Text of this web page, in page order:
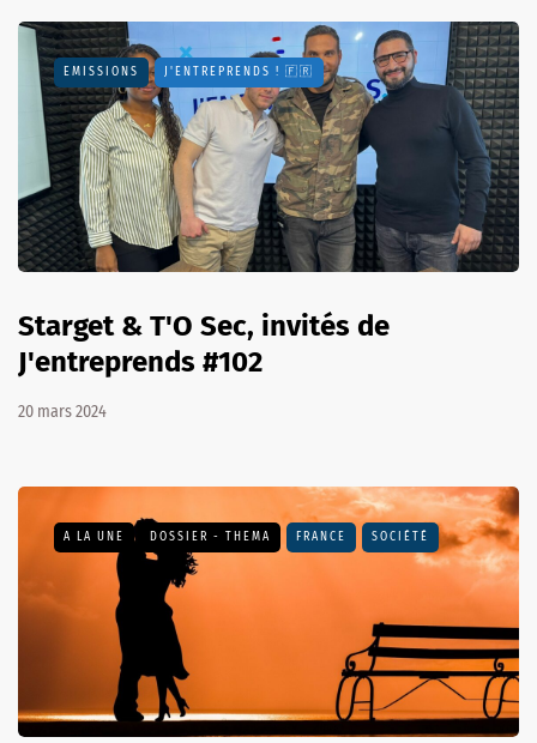
EMISSIONS J'ENTREPRENDS ! 🇫🇷
Starget & T'O Sec, invités de
J'entreprends #102
20 mars 2024
A LA UNE DOSSIER - THEMA FRANCE SOCIÉTÉ